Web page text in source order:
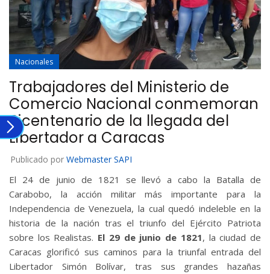
Nacionales
Trabajadores del Ministerio de
Comercio Nacional conmemoran
Bicentenario de la llegada del
Libertador a Caracas
Publicado por Webmaster SAPI
El 24 de junio de 1821 se llevó a cabo la Batalla de
Carabobo, la acción militar más importante para la
Independencia de Venezuela, la cual quedó indeleble en la
historia de la nación tras el triunfo del Ejército Patriota
sobre los Realistas. El 29 de junio de 1821, la ciudad de
Caracas glorificó sus caminos para la triunfal entrada del
Libertador Simón Bolívar, tras sus grandes hazañas